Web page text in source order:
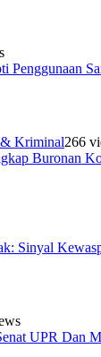
Penggunaan
Kriminal266
Buronan
Sinyal
UPR Dan